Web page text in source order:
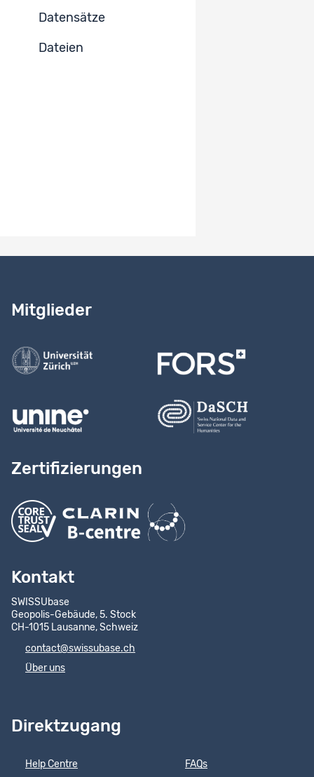
Datensätze
Dateien
Mitglieder
Zertifizierungen
Kontakt
SWISSUbase
Geopolis-Gebäude, 5. Stock
CH-1015 Lausanne, Schweiz
contact@swissubase.ch
Über uns
Direktzugang
Help Centre FAQs